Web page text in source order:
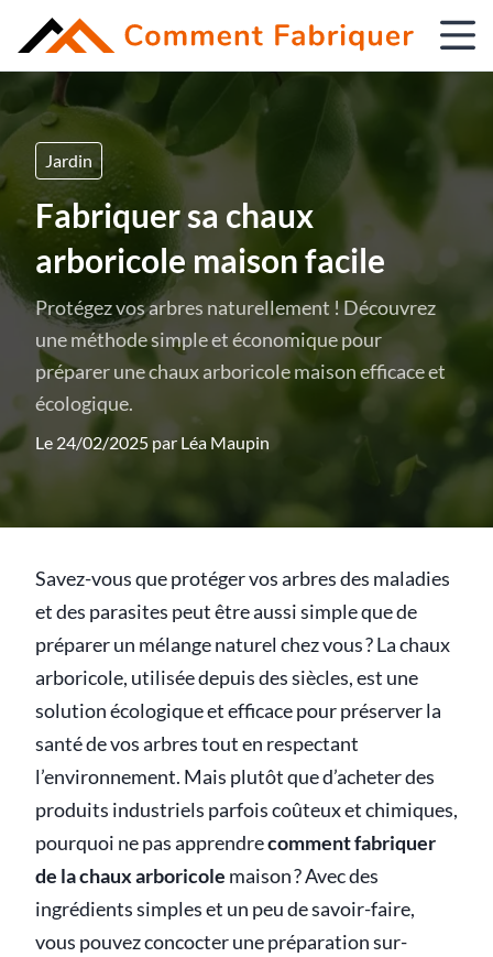
Jardin
Fabriquer sa chaux
arboricole maison facile
Protégez vos arbres naturellement ! Découvrez
une méthode simple et économique pour
préparer une chaux arboricole maison efficace et
écologique.
Le 24/02/2025 par Léa Maupin
Savez-vous que protéger vos arbres des maladies
et des parasites peut être aussi simple que de
préparer un mélange naturel chez vous ? La chaux
arboricole, utilisée depuis des siècles, est une
solution écologique et efficace pour préserver la
santé de vos arbres tout en respectant
l’environnement. Mais plutôt que d’acheter des
produits industriels parfois coûteux et chimiques,
pourquoi ne pas apprendrecomment fabriquer
de la chaux arboricole maison ? Avec des
ingrédients simples et un peu de savoir-faire,
vous pouvez concocter une préparation sur-